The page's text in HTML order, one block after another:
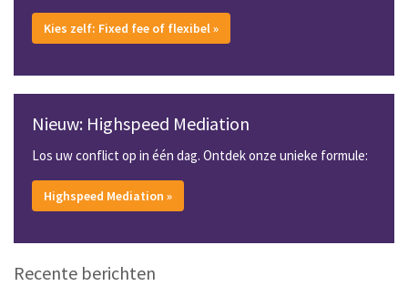
Kies zelf: Fixed fee of flexibel »
Nieuw: Highspeed Mediation
Los uw conflict op in één dag. Ontdek onze unieke formule:
Highspeed Mediation »
Recente berichten